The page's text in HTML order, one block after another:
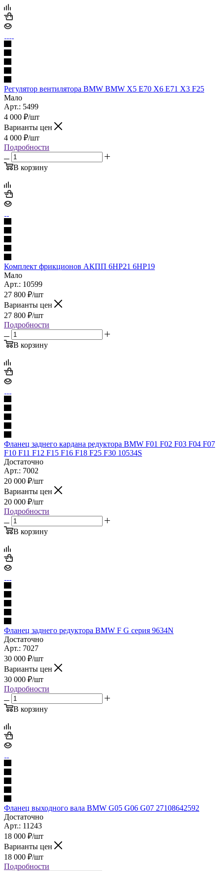
Регулятор вентилятора BMW BMW X5 E70 X6 E71 X3 F25
Мало
Арт.: 5499
4 000 ₽/шт
Варианты цен
4 000 ₽/шт
Подробности
В корзину
Комплект фрикционов АКПП 6HP21 6HP19
Мало
Арт.: 10599
27 800 ₽/шт
Варианты цен
27 800 ₽/шт
Подробности
В корзину
Фланец заднего кардана редуктора BMW F01 F02 F03 F04 F07
F10 F11 F12 F15 F16 F18 F25 F30 10534S
Достаточно
Арт.: 7002
20 000 ₽/шт
Варианты цен
20 000 ₽/шт
Подробности
В корзину
Фланец заднего редуктора BMW F G серия 9634N
Достаточно
Арт.: 7027
30 000 ₽/шт
Варианты цен
30 000 ₽/шт
Подробности
В корзину
Фланец выходного вала BMW G05 G06 G07 27108642592
Достаточно
Арт.: 11243
18 000 ₽/шт
Варианты цен
18 000 ₽/шт
Подробности